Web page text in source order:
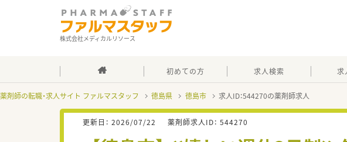
株式会社メディカルリソース
初めての方 求人検索 求
薬剤師の転職・求人サイト ファルマスタッフ 徳島県 徳島市 求人ID：544270の薬剤師求人
更新日： 2026/07/22 薬剤師求人ID： 544270